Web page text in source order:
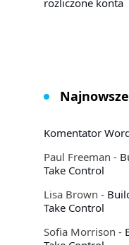
rozliczone konta
Komentator
Paul Freeman -
Take Control
Lisa Brown -
Take Control
Sofia Morrison -